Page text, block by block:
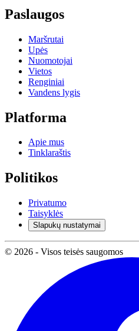
Paslaugos
Maršrutai
Upės
Nuomotojai
Vietos
Renginiai
Vandens lygis
Platforma
Apie mus
Tinklaraštis
Politikos
Privatumo
Taisyklės
Slapukų nustatymai
© 2026 - Visos teisės saugomos